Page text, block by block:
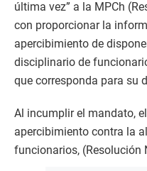
última vez” a la MPCh
con proporcionar la
apercibimiento de
disciplinario de
que corresponda para su
Al incumplir el mandato,
apercibimiento contra la
funcionarios, (Resolución